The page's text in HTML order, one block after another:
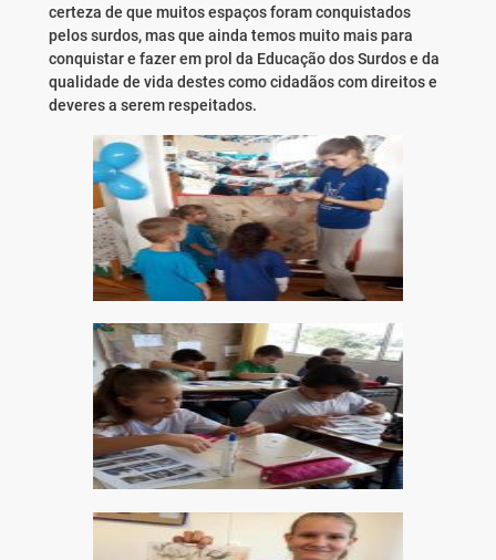
certeza de que muitos espaços foram conquistados
pelos surdos, mas que ainda temos muito mais para
conquistar e fazer em prol da Educação dos Surdos e da
qualidade de vida destes como cidadãos com direitos e
deveres a serem respeitados.